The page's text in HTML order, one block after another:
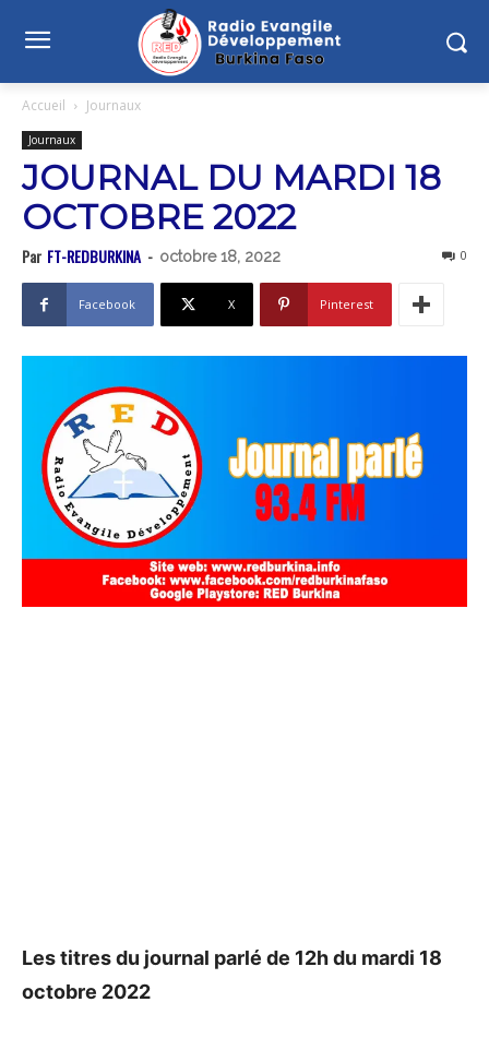
Accueil Journaux
Journaux
JOURNAL DU MARDI 18
OCTOBRE 2022
Par FT-REDBURKINA - octobre 18, 2022 0
Facebook X Pinterest
Les titres du journal parlé de 12h du mardi 18
octobre 2022